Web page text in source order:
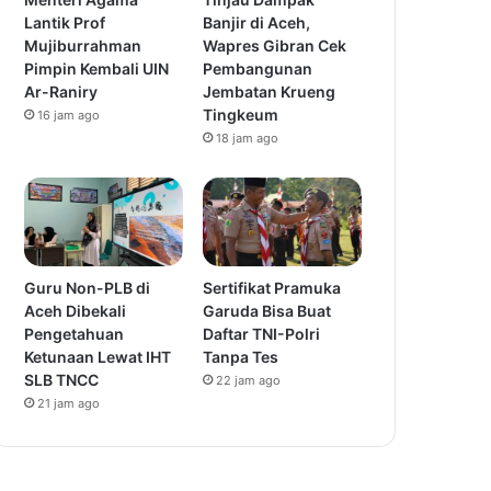
Lantik Prof
Mujiburrahman
Pimpin Kembali UIN
Ar-Raniry
16 jam ago
Banjir di Aceh,
Wapres Gibran Cek
Pembangunan
Jembatan Krueng
Tingkeum
18 jam ago
Guru Non-PLB di
Aceh Dibekali
Pengetahuan
Ketunaan Lewat IHT
SLB TNCC
21 jam ago
Sertifikat Pramuka
Garuda Bisa Buat
Daftar TNI-Polri
Tanpa Tes
22 jam ago